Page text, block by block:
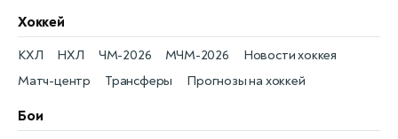
Хоккей
Новости хоккея
КХЛ
Матч-центр
НХЛ
Трансферы
ЧМ-2026
Прогнозы на хоккей
МЧМ-2026
Бои